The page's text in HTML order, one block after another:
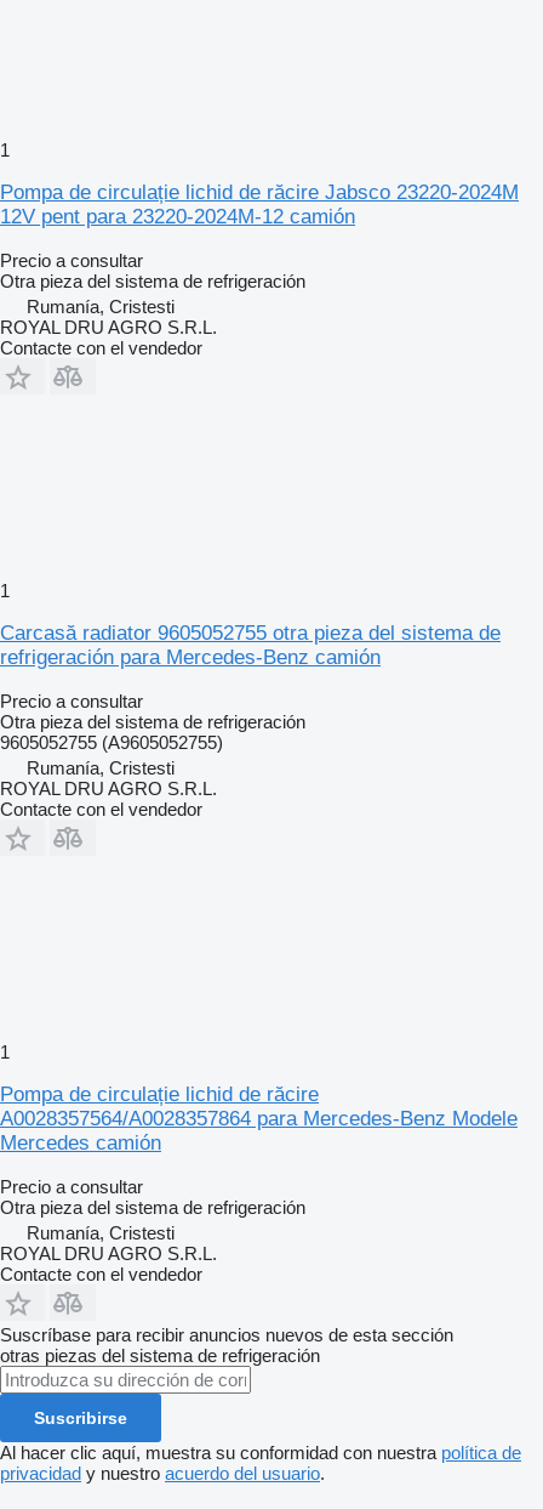
1
Pompa de circulație lichid de răcire Jabsco 23220-2024M
12V pent para 23220-2024M-12 camión
Precio a consultar
Otra pieza del sistema de refrigeración
Rumanía, Cristesti
ROYAL DRU AGRO S.R.L.
Contacte con el vendedor
1
Carcasă radiator 9605052755 otra pieza del sistema de
refrigeración para Mercedes-Benz camión
Precio a consultar
Otra pieza del sistema de refrigeración
9605052755 (A9605052755)
Rumanía, Cristesti
ROYAL DRU AGRO S.R.L.
Contacte con el vendedor
1
Pompa de circulație lichid de răcire
A0028357564/A0028357864 para Mercedes-Benz Modele
Mercedes camión
Precio a consultar
Otra pieza del sistema de refrigeración
Rumanía, Cristesti
ROYAL DRU AGRO S.R.L.
Contacte con el vendedor
Suscríbase para recibir anuncios nuevos de esta sección
otras piezas del sistema de refrigeración
Suscribirse
Al hacer clic aquí, muestra su conformidad con nuestra política de
privacidad y nuestro acuerdo del usuario.